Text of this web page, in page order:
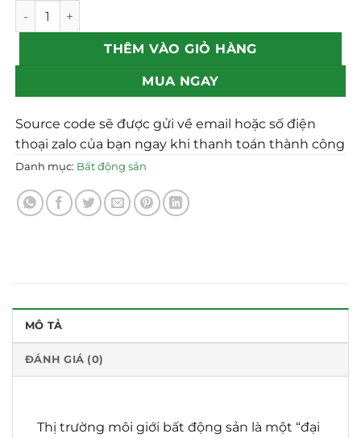
Mẫu web bất động sản 06 số lượng
THÊM VÀO GIỎ HÀNG
MUA NGAY
Source code sẽ được gửi về email hoặc số điện
thoại zalo của bạn ngay khi thanh toán thành công
Danh mục: Bất động sản
MÔ TẢ
ĐÁNH GIÁ (0)
Thị trường môi giới bất động sản là một “đại